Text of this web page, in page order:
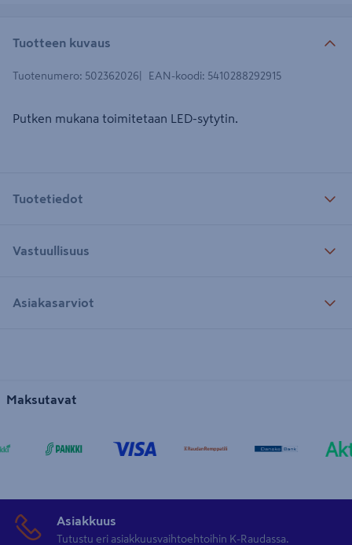
Tuotteen kuvaus
Tuotenumero: 502362026 EAN-koodi: 5410288292915
Putken mukana toimitetaan LED-sytytin.
Tuotetiedot
Vastuullisuus
Asiakasarviot
Maksutavat
Asiakkuus
Tutustu eri asiakkuusvaihtoehtoihin K-Raudassa.